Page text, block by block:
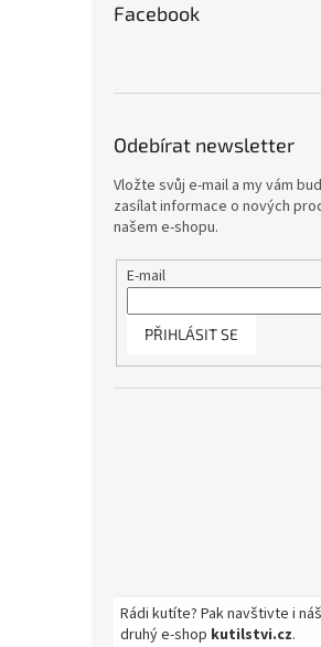
Facebook
Odebírat newsletter
Vložte svůj e-mail a my vám
zasílat informace o nových
našem e-shopu.
E-mail
PŘIHLÁSIT SE
Rádi kutíte? Pak navštivte i náš
druhý e-shop kutilstvi.cz.